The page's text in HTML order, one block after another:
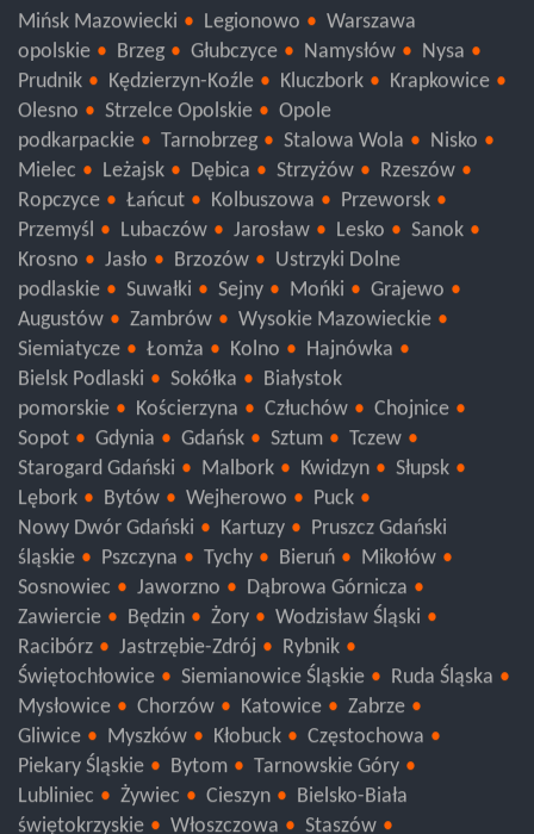
Grodzisk Mazowiecki
Wołomin
Otwock
Mińsk Mazowiecki
Legionowo
Warszawa
opolskie
Brzeg Głubczyce Namysłów
Nysa
Prudnik
Kędzierzyn-Koźle Kluczbork
Olesno
Strzelce Opolskie
Opole
podkarpackie
Tarnobrzeg Stalowa Wola
Nisko
Mielec
Leżajsk Dębica Strzyżów
Rzeszów
Ropczyce
Łańcut Kolbuszowa
Przeworsk
Przemyśl
Lubaczów Jarosław Lesko
Krosno
Jasło Brzozów
Ustrzyki Dolne
podlaskie
Suwałki Sejny Mońki
Grajewo
Augustów
Zambrów
Wysokie Mazowieckie
Siemiatycze
Łomża Kolno
Hajnówka
Bielsk Podlaski
Sokółka
Białystok
pomorskie
Kościerzyna Człuchów
Chojnice
Sopot
Gdynia Gdańsk Sztum
Tczew
Starogard Gdański
Malbork Kwidzyn
Lębork
Bytów Wejherowo
Puck
Nowy Dwór Gdański
Kartuzy
Pruszcz Gdański
śląskie
Pszczyna Tychy Bieruń
Mikołów
Sosnowiec
Jaworzno
Dąbrowa Górnicza
Zawiercie
Będzin Żory
Wodzisław Śląski
Racibórz
Jastrzębie-Zdrój
Rybnik
Świętochłowice
Siemianowice Śląskie
Ruda Śląska
Mysłowice
Chorzów Katowice
Zabrze
Gliwice
Myszków Kłobuck
Częstochowa
Piekary Śląskie
Bytom
Tarnowskie Góry
Lubliniec
Żywiec Cieszyn
Bielsko-Biała